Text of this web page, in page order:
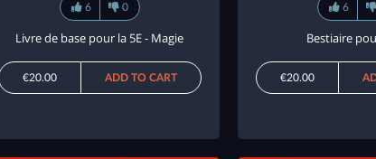
6 0
Livre de base pour la 5E - Magie
€20.00 ADD TO CART
6
Bestiaire
€20.00